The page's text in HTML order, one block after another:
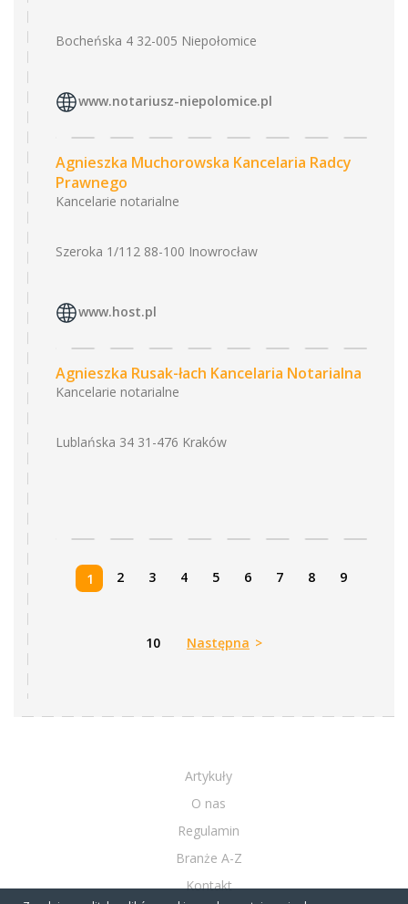
Bocheńska 4 32-005 Niepołomice
www.notariusz-niepolomice.pl
Agnieszka Muchorowska Kancelaria Radcy
Prawnego
Kancelarie notarialne
Szeroka 1/112 88-100 Inowrocław
www.host.pl
Agnieszka Rusak-łach Kancelaria Notarialna
Kancelarie notarialne
Lublańska 34 31-476 Kraków
1 2 3 4 5 6 7 8 9
10 Następna >
Artykuły
O nas
Regulamin
Branże A-Z
Kontakt